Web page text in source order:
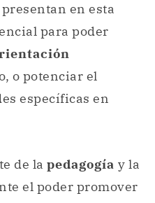
presentan en esta
para poder
o potenciar el
específicas en
de la pedagogía y la
el poder promover